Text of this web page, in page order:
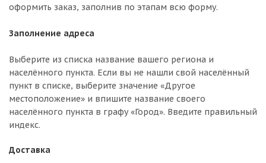
оформить заказ, заполнив по этапам всю форму.
Заполнение адреса
Выберите из списка название вашего региона и
населённого пункта. Если вы не нашли свой населённый
пункт в списке, выберите значение «Другое
местоположение» и впишите название своего
населённого пункта в графу «Город». Введите правильный
индекс.
Доставка